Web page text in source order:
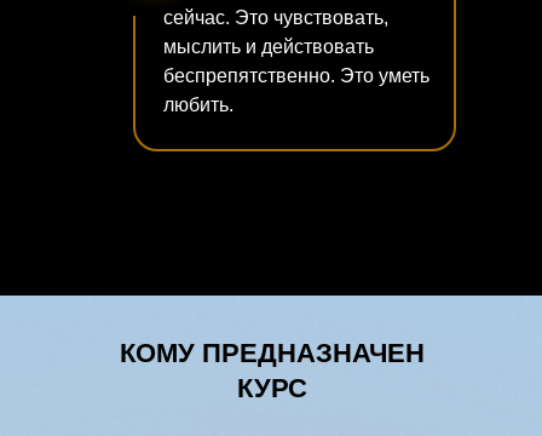
сейчас. Это чувствовать,
мыслить и действовать
беспрепятственно. Это уметь
любить.
КОМУ ПРЕДНАЗНАЧЕН
КУРС